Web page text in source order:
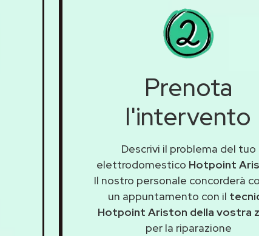
Prenota
l'intervento
Descrivi il problema del tuo
elettrodomestico Hotpoint
Il nostro personale concorderà
un appuntamento con il
Hotpoint Ariston della vostra
per la riparazione